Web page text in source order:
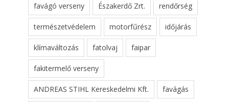
favágó verseny Északerdő Zrt. rendőrség
természetvédelem motorfűrész időjárás
klímaváltozás fatolvaj faipar
fakitermelő verseny
ANDREAS STIHL Kereskedelmi Kft. favágás